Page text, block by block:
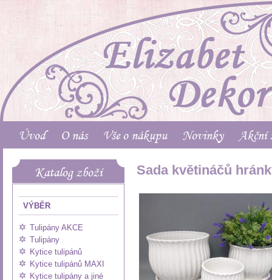
Úvod O nás Vše o nákupu Novinky Akční
Katalog zboží
VÝBĚR
Tulipány AKCE
Tulipány
Kytice tulipánů
Kytice tulipánů MAXI
Kytice tulipány a jiné
Sada květináčů